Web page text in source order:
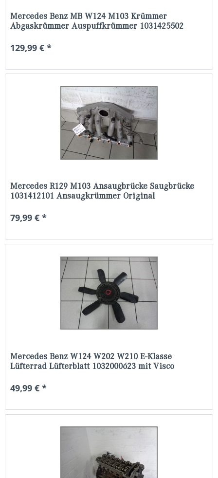
Mercedes Benz MB W124 M103 Krümmer
Abgaskrümmer Auspuffkrümmer 1031425502
129,99 € *
Mercedes R129 M103 Ansaugbrücke Saugbrücke
1031412101 Ansaugkrümmer Original
79,99 € *
Mercedes Benz W124 W202 W210 E-Klasse
Lüfterrad Lüfterblatt 1032000623 mit Visco
49,99 € *